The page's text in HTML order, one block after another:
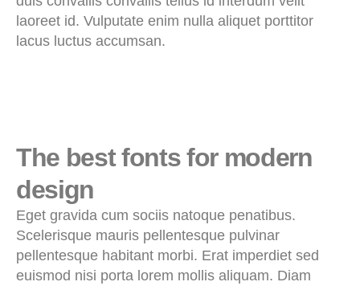
laoreet id. Vulputate enim nulla aliquet porttitor
lacus luctus accumsan.
The best fonts for modern
design
Eget gravida cum sociis natoque penatibus.
Scelerisque mauris pellentesque pulvinar
pellentesque habitant morbi. Erat imperdiet sed
euismod nisi porta lorem mollis aliquam. Diam